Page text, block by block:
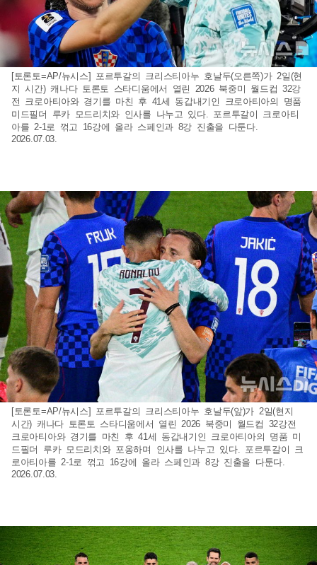
[토론토=AP/뉴시스] 포르투갈의 크리스티아누 호날두(오른쪽)가 2일(현
지 시간) 캐나다 토론토 스타디움에서 열린 2026 북중미 월드컵 32강
전 크로아티아와 경기를 마친 후 41세 동갑내기인 크로아티아의 명품
미드필더 루카 모드리치와 인사를 나누고 있다. 포르투갈이 크로아티
아를 2-1로 꺾고 16강에 올라 스페인과 8강 진출을 다툰다.
2026.07.03.
[토론토=AP/뉴시스] 포르투갈의 크리스티아누 호날두(앞)가 2일(현지
시간) 캐나다 토론토 스타디움에서 열린 2026 북중미 월드컵 32강전
크로아티아와 경기를 마친 후 41세 동갑내기인 크로아티아의 명품 미
드필더 루카 모드리치와 포옹하며 인사를 나누고 있다. 포르투갈이 크
로아티아를 2-1로 꺾고 16강에 올라 스페인과 8강 진출을 다툰다.
2026.07.03.